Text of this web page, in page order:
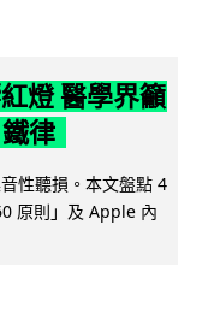
燈 醫學界籲
律
性聽損。本文盤點 4
原則」及 Apple 內